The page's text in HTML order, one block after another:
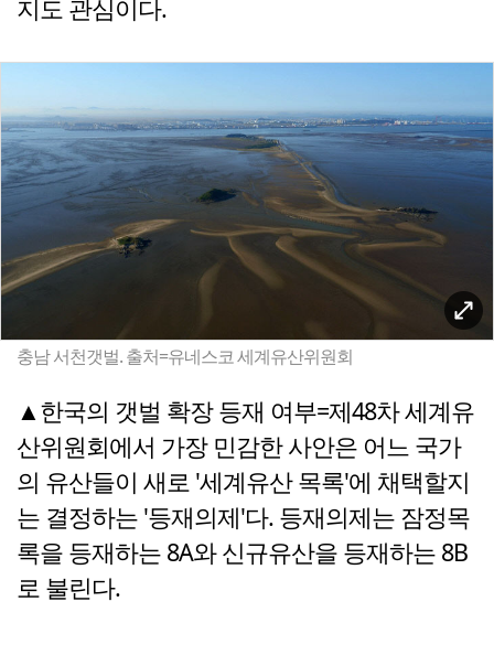
지도 관심이다.
충남 서천갯벌. 출처=유네스코 세계유산위원회
▲한국의 갯벌 확장 등재 여부=제48차 세계유
산위원회에서 가장 민감한 사안은 어느 국가
의 유산들이 새로 '세계유산 목록'에 채택할지
는 결정하는 '등재의제'다. 등재의제는 잠정목
록을 등재하는 8A와 신규유산을 등재하는 8B
로 불린다.